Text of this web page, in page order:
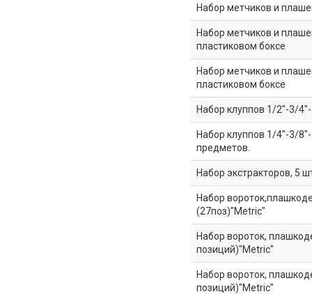
Набор метчиков и
Набор метчиков и
пластиковом боксе
Набор метчиков и
пластиковом боксе
Набор клуппов 1/2"-3/
Набор клуппов 1/4"-3/
предметов.
Набор экстракторов, 5
Набор
(27поз)"Metric"
Набор вороток,
позиций)"Metric"
Набор вороток,
позиций)"Metric"